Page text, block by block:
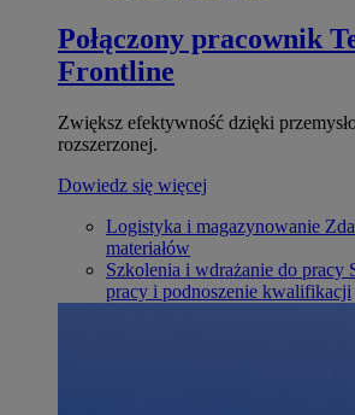
Połączony pracownik
Frontline
Zwiększ efektywność dzięki
rozszerzonej.
Dowiedz się więcej
Logistyka i magazynowanie
materiałów
Szkolenia i wdrażanie do pracy
pracy i podnoszenie kwalifikacji